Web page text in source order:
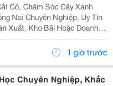
Cỏ, Chăm Sóc Cây Xanh
Nai Chuyên Nghiệp, Uy Tín
Xuất, Kho Bãi Hoặc Doanh
Cảnh Quan Đại Phát
Cắt Cỏ, Thu Gom Cỏ, Cắt Tỉa
1 giờ trước
Chuyên Nghiệp, Khắc